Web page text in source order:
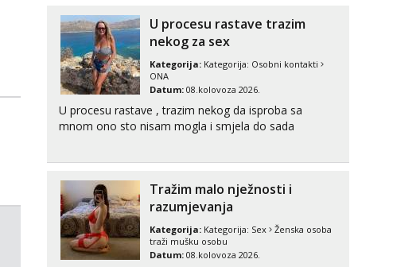
Liliana
Razgovaram :)
Tel: 064/677-677
tel:0,93€ - mob:1,12€ min
Obavijesti me kada se oslobodi
tel:0,93€ - mob:1,12€ min
Obavijesti me kada se oslobodi
Monika
Razgovaram :)
U procesu rastave trazim
nekog za sex
Kategorija: Kategorija: Osobni kontakti
ONA
Datum: 08.kolovoza 2026.
U procesu rastave , trazim nekog da isproba sa
mnom ono sto nisam mogla i smjela do sada
Tražim malo nježnosti i
razumjevanja
Kategorija: Kategorija: Sex
Ženska osoba
traži mušku osobu
Datum: 08.kolovoza 2026.